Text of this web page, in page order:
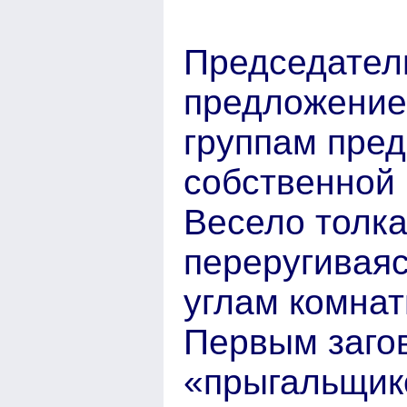
группам
Весело
углам
Первым